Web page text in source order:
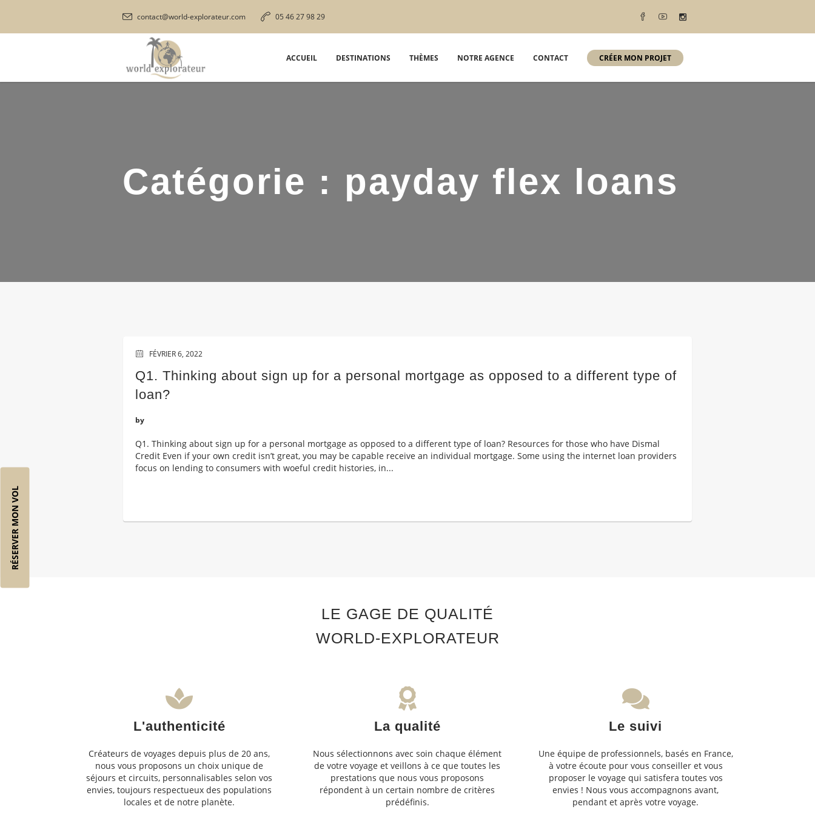
RÉSERVER MON VOL
contact@world-explorateur.com 05 46 27 98 29
ACCUEIL DESTINATIONS THÈMES NOTRE AGENCE CONTACT CRÉER MON PROJET
Catégorie : payday flex loans
FÉVRIER 6, 2022
Q1. Thinking about sign up for a personal mortgage as opposed to a different type of
loan?
by
Q1. Thinking about sign up for a personal mortgage as opposed to a different type of loan? Resources for those who have Dismal
Credit Even if your own credit isn’t great, you may be capable receive an individual mortgage. Some using the internet loan providers
focus on lending to consumers with woeful credit histories, in...
LE GAGE DE QUALITÉ
WORLD-EXPLORATEUR
L'authenticité
Créateurs de voyages depuis plus de 20 ans,
nous vous proposons un choix unique de
séjours et circuits, personnalisables selon vos
envies, toujours respectueux des populations
locales et de notre planète.
La qualité
Nous sélectionnons avec soin chaque élément
de votre voyage et veillons à ce que toutes les
prestations que nous vous proposons
répondent à un certain nombre de critères
prédéfinis.
Le suivi
Une équipe de professionnels, basés en France,
à votre écoute pour vous conseiller et vous
proposer le voyage qui satisfera toutes vos
envies ! Nous vous accompagnons avant,
pendant et après votre voyage.